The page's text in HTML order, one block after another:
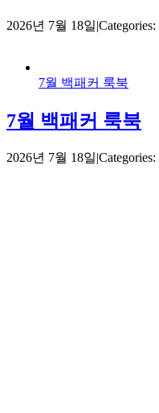
2026년 7월 18일|Categories:
7월 백패커 룩북
7월 백패커 룩북
2026년 7월 18일|Categories: